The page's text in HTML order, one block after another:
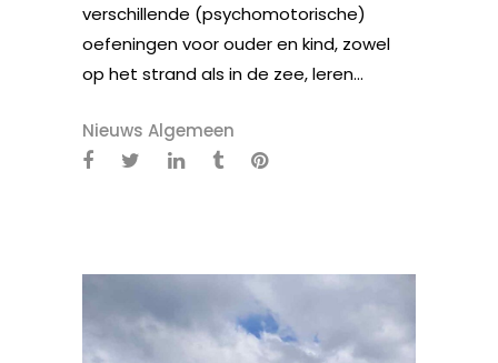
verschillende (psychomotorische)
oefeningen voor ouder en kind, zowel
op het strand als in de zee, leren...
Nieuws Algemeen